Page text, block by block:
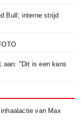
Bull; interne strijd
aan: "Dit is een kans
van Max